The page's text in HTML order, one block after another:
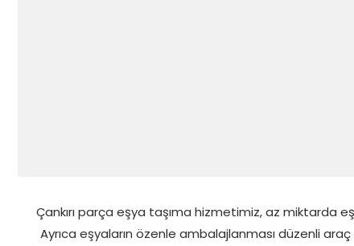
Çankırı parça eşya taşıma hizmetimiz, az miktarda
Ayrıca eşyaların özenle ambalajlanması düzenli